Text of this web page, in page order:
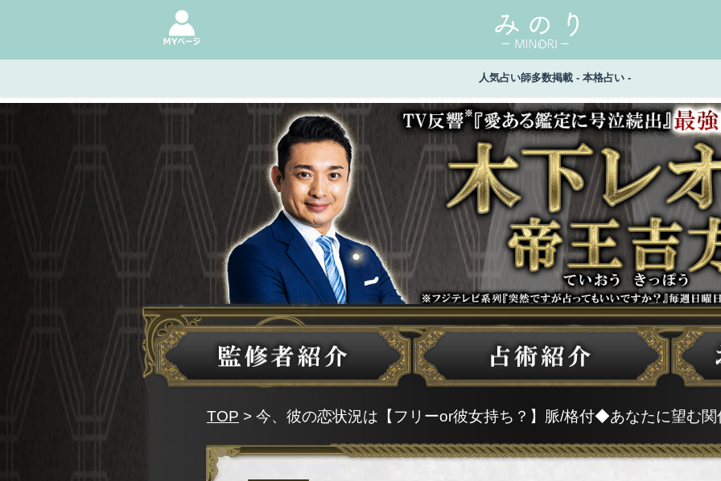
人気占い師多数掲載 - 本格占い -
TOP > 今、彼の恋状況は【フリーor彼女持ち？】脈/格付◆あなたに望む関